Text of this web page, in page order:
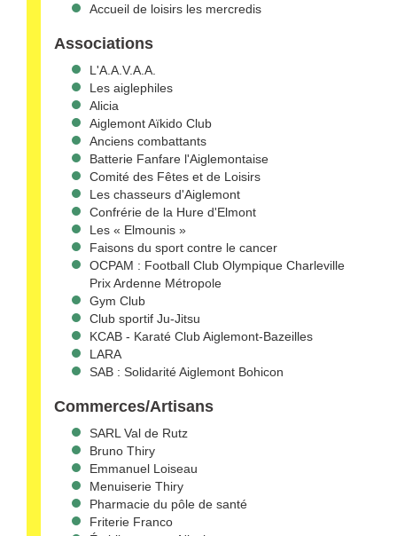
Accueil de loisirs les mercredis
Associations
L'A.A.V.A.A.
Les aiglephiles
Alicia
Aiglemont Aïkido Club
Anciens combattants
Batterie Fanfare l'Aiglemontaise
Comité des Fêtes et de Loisirs
Les chasseurs d'Aiglemont
Confrérie de la Hure d'Elmont
Les « Elmounis »
Faisons du sport contre le cancer
OCPAM : Football Club Olympique Charleville
Prix Ardenne Métropole
Gym Club
Club sportif Ju-Jitsu
KCAB - Karaté Club Aiglemont-Bazeilles
LARA
SAB : Solidarité Aiglemont Bohicon
Commerces/Artisans
SARL Val de Rutz
Bruno Thiry
Emmanuel Loiseau
Menuiserie Thiry
Pharmacie du pôle de santé
Friterie Franco